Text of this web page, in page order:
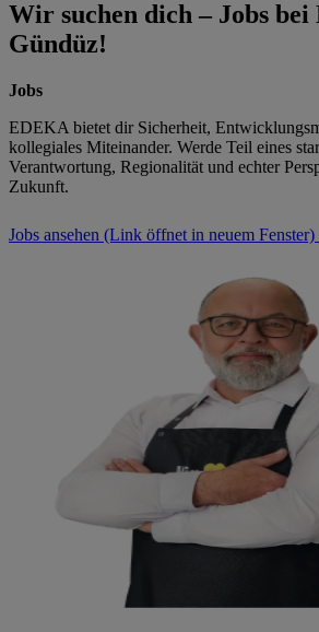
Wir suchen dich – Jobs
Gündüz!
Jobs
EDEKA bietet dir Sicherheit,
kollegiales Miteinander. Werde Teil eines
Verantwortung, Regionalität und echter
Zukunft.
Jobs ansehen (Link öffnet in neuem Fenster)